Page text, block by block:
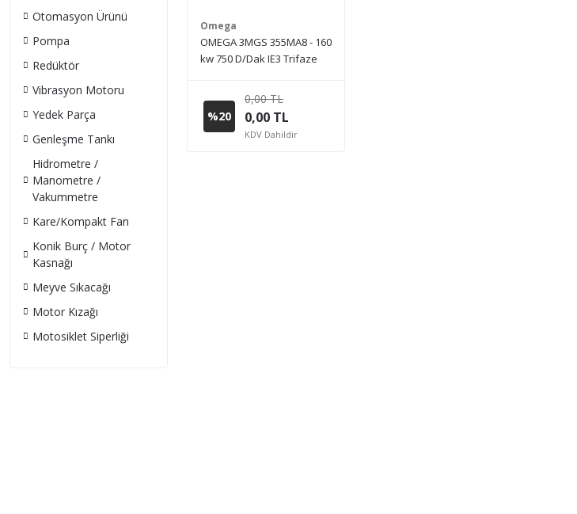
Otomasyon Ürünü
Pompa
Redüktör
Vibrasyon Motoru
Yedek Parça
Genleşme Tankı
Hidrometre /
Manometre /
Vakummetre
Kare/Kompakt Fan
Konik Burç / Motor
Kasnağı
Meyve Sıkacağı
Motor Kızağı
Motosiklet Siperliği
Omega
OMEGA 3MGS 355MA8 - 160
kw 750 D/Dak IE3 Trifaze
vermeden önce stok bilgisi
için lütfen bizimle iletişime
geçiniz.)
%20
0,00 TL
0,00 TL
KDV Dahildir